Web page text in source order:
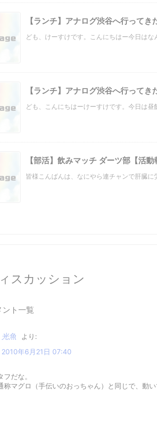
【ランチ】アナログ渋谷へ行ってき
ども、けーすけです。こんにちはー今日は
【ランチ】アナログ渋谷へ行ってき
ども、こんにちはーけーすけです。今日は
【部活】飲みマッチ ダーツ部【活動
皆様こんばんは、なにやら連チャンで肝臓
スカッション
ント一覧
光魚
より:
2010年6月21日 07:40
フだな。
称マグロ（手伝いのおっちゃん）と同じで、動